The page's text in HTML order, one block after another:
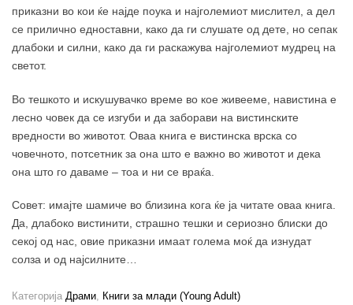
приказни во кои ќе најде поука и најголемиот мислител, а дел
се прилично едноставни, како да ги слушате од дете, но сепак
длабоки и силни, како да ги раскажува најголемиот мудрец на
светот.
Во тешкото и искушувачко време во кое живееме, навистина е
лесно човек да се изгуби и да заборави на вистинските
вредности во животот. Оваа книга е вистинска врска со
човечното, потсетник за она што е важно во животот и дека
она што го даваме – тоа и ни се враќа.
Совет: имајте шамиче во близина кога ќе ја читате оваа книга.
Да, длабоко вистинити, страшно тешки и сериозно блиски до
секој од нас, овие приказни имаат голема моќ да изнудат
солза и од најсилните…
Категорија Драми, Книги за млади (Young Adult)